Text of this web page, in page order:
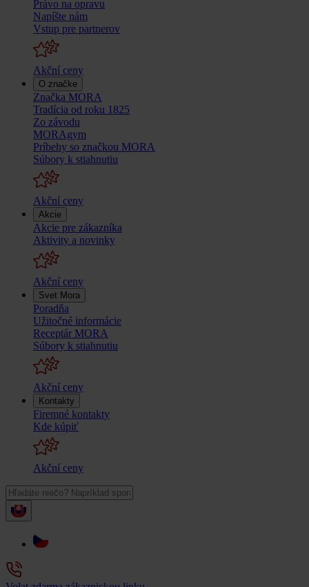
Právo na opravu
Napíšte nám
Vstup pre partnerov
Akční ceny
O značke
Značka MORA
Tradícia od roku 1825
Zo závodu
MORAgym
Príbehy so značkou MORA
Súbory k stiahnutiu
Akční ceny
Akcie
Akcie pre zákazníka
Aktivity a novinky
Akční ceny
Svet Mora
Poradňa
Užitočné informácie
Receptár MORA
Súbory k stiahnutiu
Akční ceny
Kontakty
Firemné kontakty
Kde kúpiť
Akční ceny